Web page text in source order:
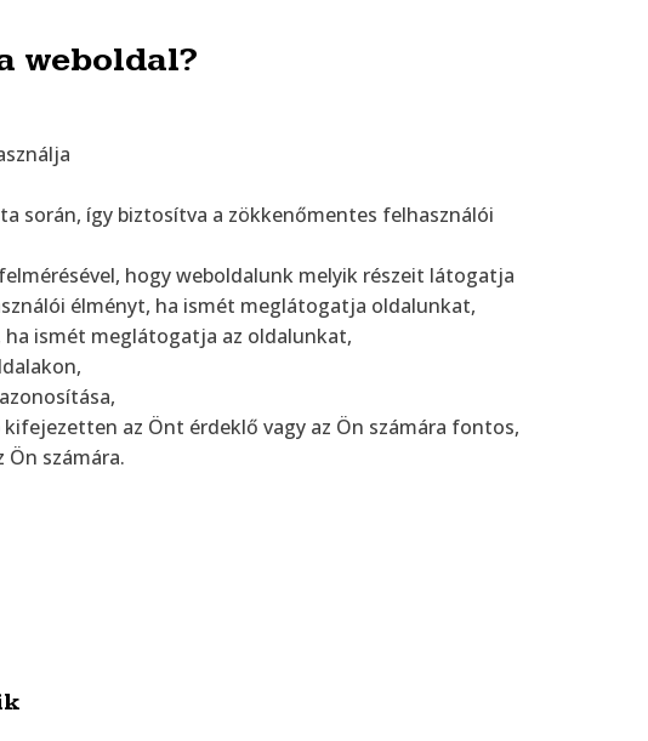
weboldal?
során, így biztosítva a zökkenőmentes felhasználói
hogy weboldalunk melyik részeit látogatja
élményt, ha ismét meglátogatja oldalunkat,
ismét meglátogatja az oldalunkat,
az Önt érdeklő vagy az Ön számára fontos,
számára.